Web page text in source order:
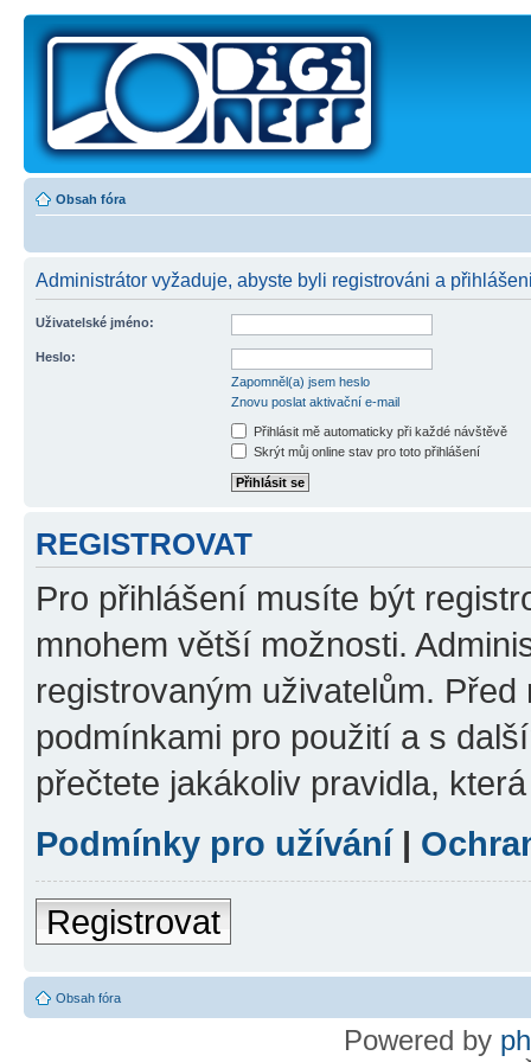
Obsah fóra
Administrátor vyžaduje, abyste byli registrováni a
Uživatelské jméno:
Heslo:
Zapomněl(a) jsem heslo
Znovu poslat aktivační e-mail
Přihlásit mě automaticky při každé návštěvě
Skrýt můj online stav pro toto přihlášení
REGISTROVAT
Pro přihlášení musíte být
mnohem větší možnosti.
registrovaným uživatelům.
podmínkami pro použití a s
přečtete jakákoliv pravidla,
Podmínky pro užívání|
Registrovat
Obsah fóra
Powered by